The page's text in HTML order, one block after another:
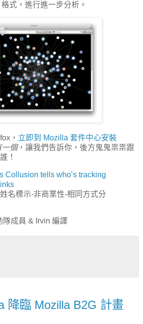
式，進行進一步分析。
， 立即到 Mozilla 套件中心安裝
一個，讓我們告訴你，後方鬼鬼祟祟跟
！
Collusion tells who’s tracking
名標示-非商業性-相同方式分
成員 & Irvin 編譯
降臨 Mozilla B2G 計畫